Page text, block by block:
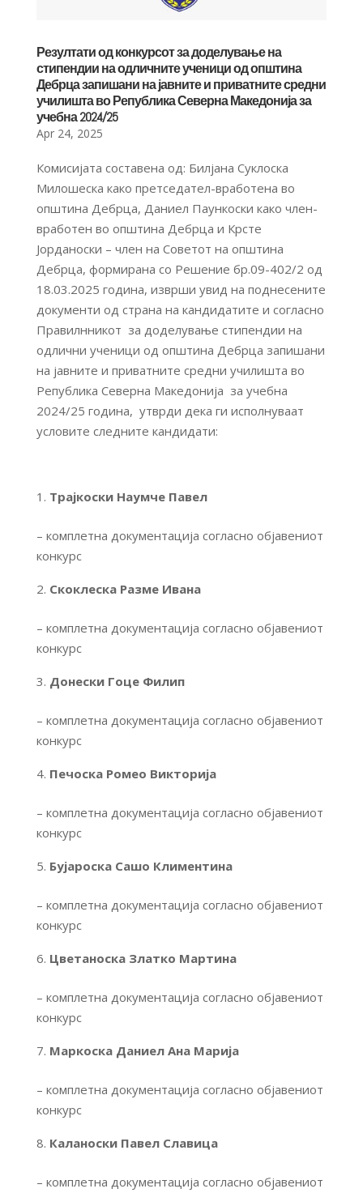
Резултати од конкурсот за доделување на
стипендии на одличните ученици од општина
Дебрца запишани на јавните и приватните средни
училишта во Република Северна Македонија за
учебна 2024/25
Apr 24, 2025
Комисијата составена од: Билјана Суклоска
Милошеска како претседател-вработена во
општина Дебрца, Даниел Паункоски како член-
вработен во општина Дебрца и Крсте
Јорданоски – член на Советот на општина
Дебрца, формирана со Решение бр.09-402/2 од
18.03.2025 година, изврши увид на поднесените
документи од страна на кандидатите и согласно
Правилнникот за доделување стипендии на
одлични ученици од општина Дебрца запишани
на јавните и приватните средни училишта во
Република Северна Македонија за учебна
2024/25 година, утврди дека ги исполнуваат
условите следните кандидати:
Трајкоски Наумче Павел
– комплетна документација согласно објавениот
конкурс
Скоклеска Разме Ивана
– комплетна документација согласно објавениот
конкурс
Донески Гоце Филип
– комплетна документација согласно објавениот
конкурс
Печоска Ромео Викторија
– комплетна документација согласно објавениот
конкурс
Бујароска Сашо Климентина
– комплетна документација согласно објавениот
конкурс
Цветаноска Златко Мартина
– комплетна документација согласно објавениот
конкурс
Маркоска Даниел Ана Марија
– комплетна документација согласно објавениот
конкурс
Каланоски Павел Славица
– комплетна документација согласно објавениот